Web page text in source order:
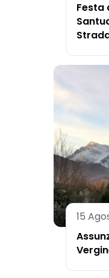
Festa
15